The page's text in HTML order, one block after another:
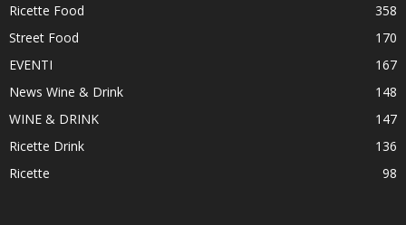
Ricette Food
358
Street Food
170
EVENTI
167
News Wine & Drink
148
WINE & DRINK
147
Ricette Drink
136
Ricette
98